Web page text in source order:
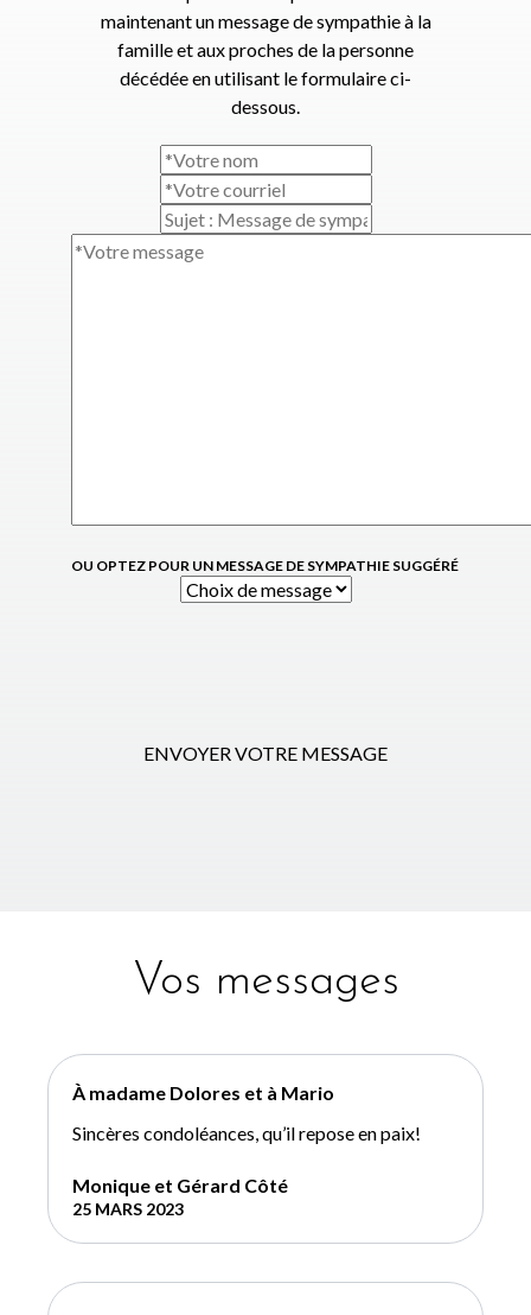
maintenant un message de sympathie à la
famille et aux proches de la personne
décédée en utilisant le formulaire ci-
dessous.
OU OPTEZ POUR UN MESSAGE DE SYMPATHIE SUGGÉRÉ
ENVOYER VOTRE MESSAGE
Vos messages
À madame Dolores et à Mario
Sincères condoléances, qu’il repose en paix!
Monique et Gérard Côté
25 MARS 2023